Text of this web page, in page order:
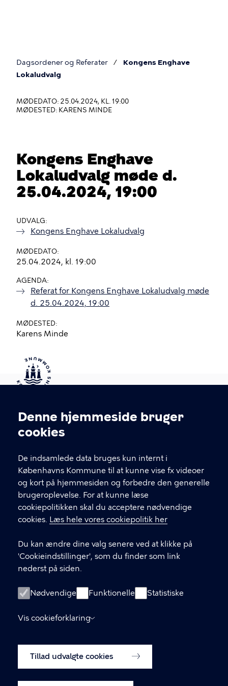
Cookieindstillinger
Denne hjemmeside bruger
cookies
De indsamlede data bruges kun internt i
Københavns Kommune til at kunne vise fx videoer
og kort på hjemmesiden og forbedre den generelle
brugeroplevelse. For at kunne læse
cookiepolitikken skal du acceptere nødvendige
cookies. Læs hele vores cookiepolitik her
Du kan ændre dine valg senere ved at klikke på
'Cookieindstillinger', som du finder som link
nederst på siden.
Nødvendige Funktionelle Statistiske
Vis cookieforklaring
Tillad udvalgte cookies
Du
her
Dagsordener og Referater
Kongens Enghave
Lokaludvalg
MØDEDATO: 25.04.2024, KL. 19:00
MØDESTED: KARENS MINDE
Kongens Enghave
Lokaludvalg møde d.
25.04.2024, 19:00
UDVALG
Kongens Enghave Lokaludvalg
MØDEDATO
25.04.2024, kl. 19:00
AGENDA
Referat for Kongens Enghave Lokaludvalg møde
d. 25.04.2024, 19:00
MØDESTED
Karens Minde
Kontakt Københavns Kommune
T
fFind andre kontakter her
CVR-nummer64942212
GENVEJE
Digital Post
Databeskyttelse
Tilgængelighedserklæring
Om hjemmesiden
Cookiepolitik